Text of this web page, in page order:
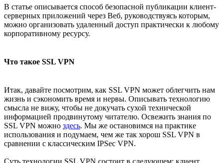
В статье описывается способ безопасной публикации клиент-
серверных приложений через Веб, руководствуясь которым,
можно организовать удаленный доступ практически к любому
корпоративному ресурсу.
Что такое SSL VPN
Итак, давайте посмотрим, как SSL VPN может облегчить нам
жизнь и сэкономить время и нервы. Описывать технологию
смысла не вижу, чтобы не докучать сухой технической
информацией продвинутому читателю. Освежить знания по
SSL VPN можно здесь. Мы же остановимся на практике
использования и подумаем, чем же так хорош SSL VPN в
сравнении с классическим IPSec VPN.